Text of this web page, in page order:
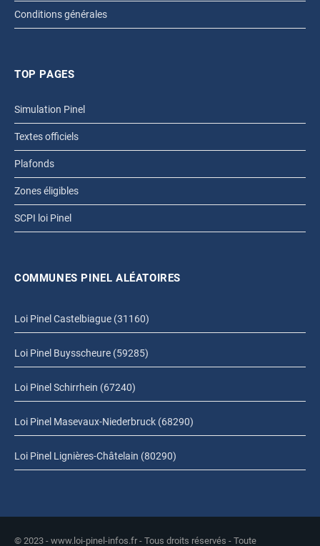
Conditions générales
TOP PAGES
Simulation Pinel
Textes officiels
Plafonds
Zones éligibles
SCPI loi Pinel
COMMUNES PINEL ALÉATOIRES
Loi Pinel Castelbiague (31160)
Loi Pinel Buysscheure (59285)
Loi Pinel Schirrhein (67240)
Loi Pinel Masevaux-Niederbruck (68290)
Loi Pinel Lignières-Châtelain (80290)
© 2023 - www.loi-pinel-infos.fr - Tous droits réservés - Toute